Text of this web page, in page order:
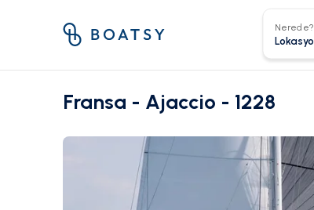
Nerede?
Fransa - Ajaccio - 1228